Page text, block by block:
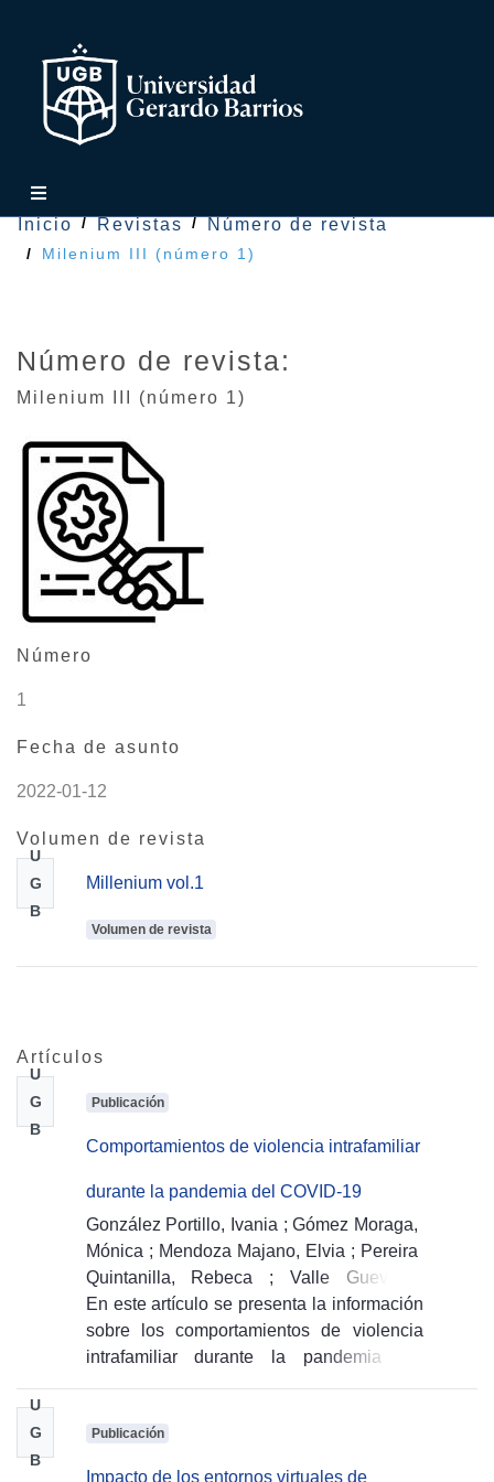
Inicio Revistas Número de revista
Milenium III (número 1)
Número de revista:
Milenium III (número 1)
Número
1
Fecha de asunto
2022-01-12
Volumen de revista
U
G
B
Millenium vol.1
Volumen de revista
Artículos
U
G
B
Publicación
Comportamientos de violencia intrafamiliar
durante la pandemia del COVID-19
González Portillo, Ivania ;Gómez Moraga,
Mónica ; Mendoza Majano, Elvia ; Pereira
Quintanilla, Rebeca
; Valle Guevara,
María de Los Ángeles ;Vásquez García,
Luis ( 2022-11-12)
En este artículo se presenta la información
sobre los comportamientos de violencia
intrafamiliar durante la pandemia del
comportamientos de violencia que van en
U
G
B
Publicación
Impacto de los entornos virtuales de